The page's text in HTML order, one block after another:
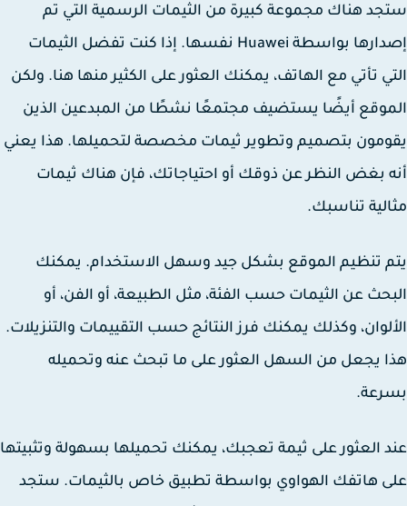
هناك مجموعة كبيرة من الثيمات الرسمية التي تم
إصدارها بواسطة Huawei نفسها. إذا كنت تفضل الثيمات
تأتي مع الهاتف، يمكنك العثور على الكثير منها هنا. ولكن
أيضًا يستضيف مجتمعًا نشطًا من المبدعين الذين
بتصميم وتطوير ثيمات مخصصة لتحميلها. هذا يعني
بغض النظر عن ذوقك أو احتياجاتك، فإن هناك ثيمات
تناسبك.
تنظيم الموقع بشكل جيد وسهل الاستخدام. يمكنك
عن الثيمات حسب الفئة، مثل الطبيعة، أو الفن، أو
وكذلك يمكنك فرز النتائج حسب التقييمات والتنزيلات.
يجعل من السهل العثور على ما تبحث عنه وتحميله
العثور على ثيمة تعجبك، يمكنك تحميلها بسهولة وتثبيتها
هاتفك الهواوي بواسطة تطبيق خاص بالثيمات. ستجد